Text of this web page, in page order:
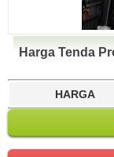
Harga Tenda
HARGA